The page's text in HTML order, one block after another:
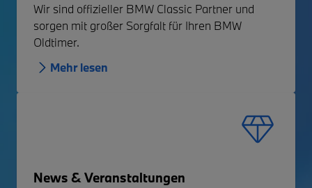
Wir sind offizieller BMW Classic Partner und
sorgen mit großer Sorgfalt für Ihren BMW
Oldtimer.
Mehr lesen
News & Veranstaltungen